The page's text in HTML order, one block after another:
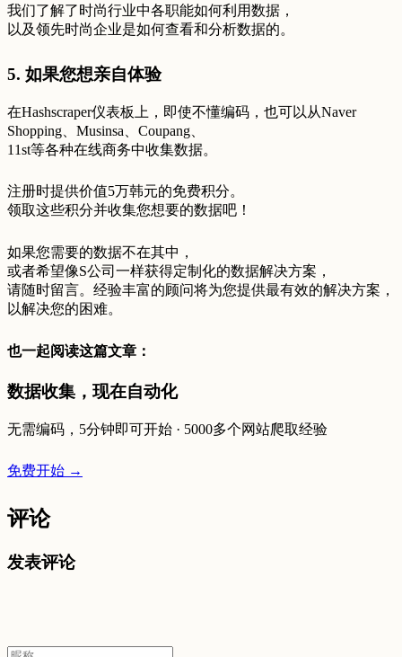
我们了解了时尚行业中各职能如何利用数据，
以及领先时尚企业是如何查看和分析数据的。
5. 如果您想亲自体验
在Hashscraper仪表板上，即使不懂编码，也可以从Naver
Shopping、Musinsa、Coupang、
11st等各种在线商务中收集数据。
注册时提供价值5万韩元的免费积分。
领取这些积分并收集您想要的数据吧！
如果您需要的数据不在其中，
或者希望像S公司一样获得定制化的数据解决方案，
请随时留言。经验丰富的顾问将为您提供最有效的解决方案，
以解决您的困难。
也一起阅读这篇文章：
数据收集，现在自动化
无需编码，5分钟即可开始 · 5000多个网站爬取经验
免费开始 →
评论
发表评论